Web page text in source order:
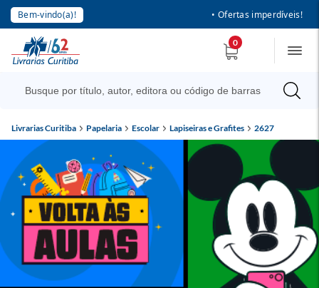
Bem-vindo(a)! • Ofertas imperdíveis!
0
Livrarias Curitiba Papelaria Escolar Lapiseiras e Grafites 2627